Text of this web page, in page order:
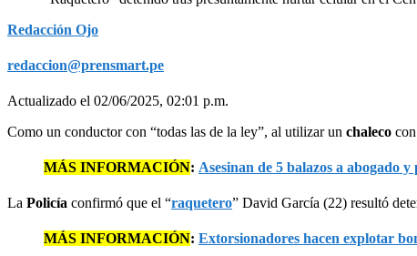
Redacción Ojo
redaccion@prensmart.pe
Actualizado el 02/06/2025, 02:01 p.m.
Como un conductor con “todas las de la ley”, al utilizar un chaleco
MÁS INFORMACIÓN: Asesinan de 5 balazos a abogado
La Policía confirmó que el “raquetero” David García (22) resultó
MÁS INFORMACIÓN: Extorsionadores hacen explotar